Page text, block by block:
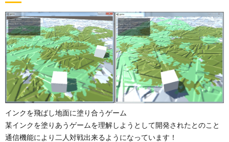
インクを飛ばし地面に塗り合うゲーム
某インクを塗りあうゲームを理解しようとして開発されたとのこと
通信機能により二人対戦出来るようになっています！